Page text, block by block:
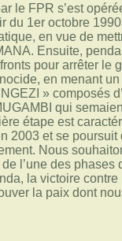
le FPR s’est
du 1er octobre
en vue de
Ensuite,
pour arrêter le
en menant
» composés
qui
étape est
2003 et se
Nous
l’une des phases
la victoire
la paix dont